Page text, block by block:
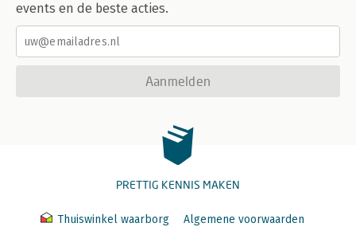
events en de beste acties.
Aanmelden
PRETTIG KENNIS MAKEN
Thuiswinkel waarborg
Algemene voorwaarden